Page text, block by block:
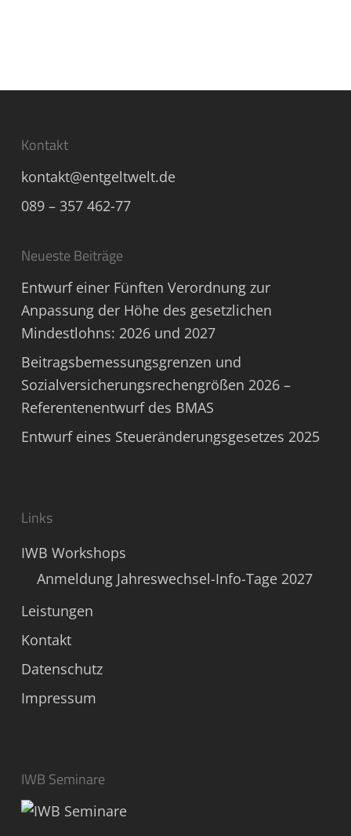
Kontakt
kontakt@entgeltwelt.de
089 – 357 462-77
Neueste Beiträge
Entwurf einer Fünften Verordnung zur
Anpassung der Höhe des gesetzlichen
Mindestlohns: 2026 und 2027
Beitragsbemessungsgrenzen und
Sozialversicherungsrechengrößen 2026 –
Referentenentwurf des BMAS
Entwurf eines Steueränderungsgesetzes 2025
Links
IWB Workshops
Anmeldung Jahreswechsel-Info-Tage 2027
Leistungen
Kontakt
Datenschutz
Impressum
IWB Seminare